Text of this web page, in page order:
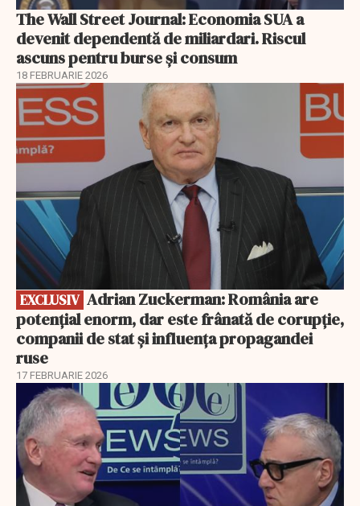
The Wall Street Journal: Economia SUA a
devenit dependentă de miliardari. Riscul
ascuns pentru burse și consum
18 FEBRUARIE 2026
EXCLUSIV
EXCLUSIV
potențial enorm, dar este frânată de corupție,
companii de stat și influența propagandei
ruse
17 FEBRUARIE 2026
EXCLUSIV